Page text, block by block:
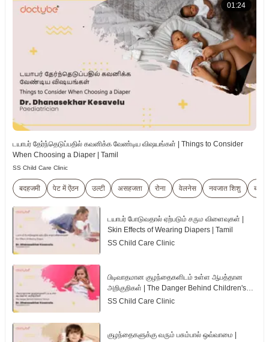
01:24
டயாபர் தேர்ந்தெடுப்பதில் கவனிக்க வேண்டிய விஷயங்கள் | Things to Consider
When Choosing a Diaper | Tamil
SS Child Care Clinic
बदहजमी पेट में ऐंठन उल्टी असहजता रोना वेलनेस नवजात शिशु बच्चे
டயாபர் போடுவதால் ஏற்படும் சரும விளைவுகள் |
Skin Effects of Wearing Diapers | Tamil
SS Child Care Clinic
பிடிவாதமான குழந்தைகளிடம் உள்ள ஆபத்தான
அறிகுறிகள் | The Danger Behind Children's
Tantrum | Tamil
SS Child Care Clinic
குழந்தைகளுக்கு வரும் பசும்பால் ஒவ்வாமை |